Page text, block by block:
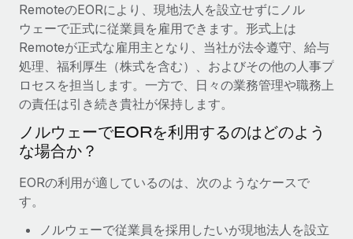
コンプライアンスリスクを先回りして対応
デバイス管理
ITデバイスを世界規模で提供・管理
法人設立
法令順守した法人をスピーディに設立
移住・転勤
従業員の異動をスムーズに
福利厚生
従業員の福利厚生を簡単に管理
ブログ
グローバル給与処理
EORおよびPEO
契約社員管理
税務
ブログ
RemoteのEORにより、現地法人を設立せずにノル
ウェーで正式に従業員を雇用できます。形式上は
Remoteが正式な雇用主となり、当社が法令遵守、給与
処理、福利厚生（株式を含む）、およびその他の人事プ
ロセスを担当します。一方で、日々の業務管理や職務上
の責任は引き続き貴社が保持します。
ノルウェーでEORを利用するのはどのよう
な場合か？
EORの利用が適しているのは、次のようなケースで
す。
ノルウェーで従業員を採用したいが現地法人を設立